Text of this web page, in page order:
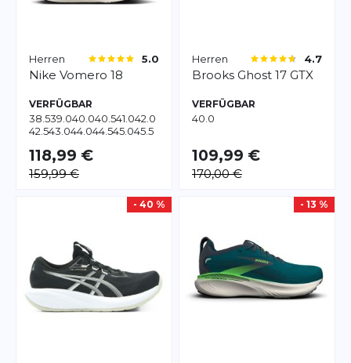
Herren 5.0
Nike Vomero 18
VERFÜGBAR
38.539.040.040.541.042.0
42.543.044.044.545.045.5
118,99 €
159,99 €
Herren 4.7
Brooks Ghost 17 GTX
VERFÜGBAR
40.0
109,99 €
170,00 €
- 40 % - 13 %